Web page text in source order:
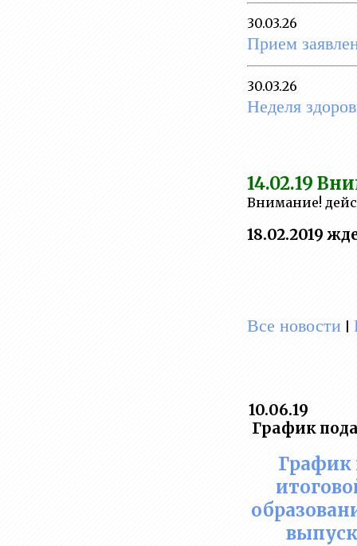
30.03.26
Прием
30.03.26
Неделя
14.02.19
Внимание!
18.02.2019
Все новости
10.06.19
График
График